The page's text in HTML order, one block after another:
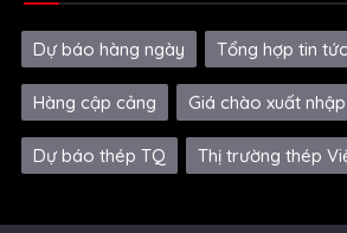
Dự báo hàng ngày Tổng hợp tin
Hàng cập cảng Giá chào xuất
Dự báo thép TQ Thị trường thép